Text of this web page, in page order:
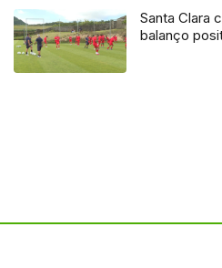
Santa Clara
balanço